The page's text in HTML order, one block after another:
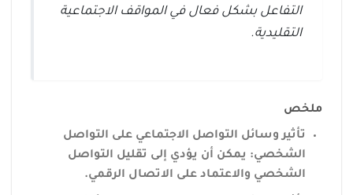
التفاعل بشكل فعال في المواقف الاجتماعية
التقليدية.
ملخص
تأثير وسائل التواصل الاجتماعي على التواصل
الشخصي: يمكن أن يؤدي إلى تقليل التواصل
الشخصي والاعتماد على الاتصال الرقمي.